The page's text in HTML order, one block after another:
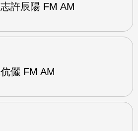
許辰陽 FM AM
儷 FM AM